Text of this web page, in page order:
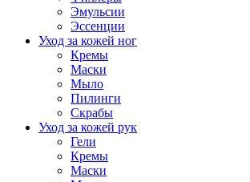
Эмульсии
Эссенции
Уход за кожей ног
Кремы
Маски
Мыло
Пилинги
Скрабы
Уход за кожей рук
Гели
Кремы
Маски